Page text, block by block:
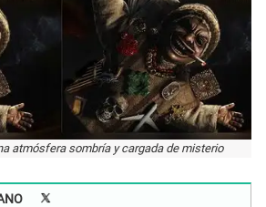
atmósfera sombría y cargada de misterio